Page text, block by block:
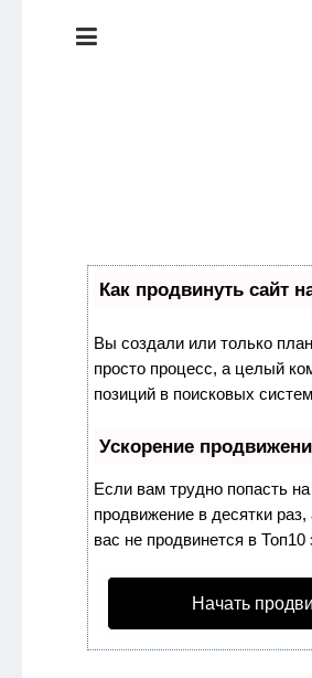
ЭКОЛОГИЯ
СТИЛЬ
ЖИЗНИ
ЭКОЛОГИЯ
КРАСОТА И
ЗДОРОВЬЕ
Как продвинуть сайт
Вы создали или только
просто процесс, а целый
позиций в поисковых
Ускорение
Если вам трудно попасть
продвижение в десятки
вас не продвинется в Топ10
Начать